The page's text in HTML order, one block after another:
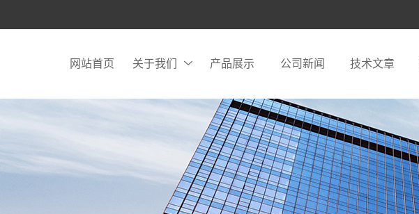
网站首页 关于我们 产品展示 公司新闻 技术文章